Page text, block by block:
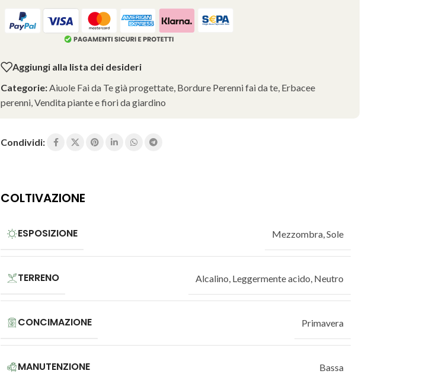
Aggiungi alla lista dei desideri
Categorie:Aiuole Fai da Te già progettate, Bordure Perenni fai da te, Erbacee
perenni,Vendita piante e fiori da giardino
Condividi:
COLTIVAZIONE
ESPOSIZIONE Mezzombra Sole
TERRENO Alcalino Leggermente acido Neutro
CONCIMAZIONE Primavera
MANUTENZIONE Bassa